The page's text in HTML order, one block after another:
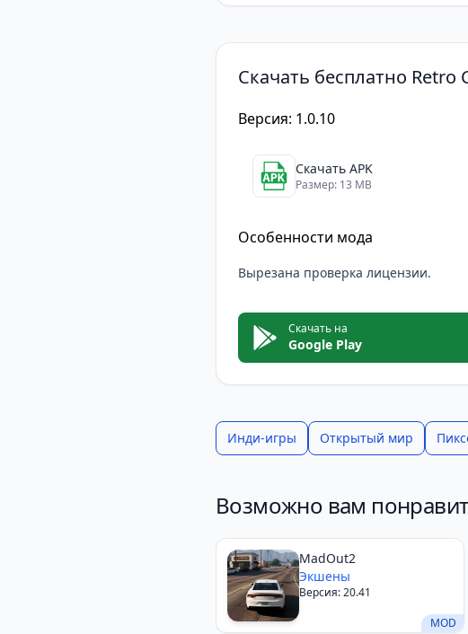
Скачать бесплатно Retro
Версия: 1.0.10
Скачать APK
Размер: 13 MB
Особенности мода
Вырезана проверка лицензии.
Скачать на
Google Play
Инди-игры Открытый мир
Возможно вам
MOD
MadOut2
Экшены
Версия: 20.41